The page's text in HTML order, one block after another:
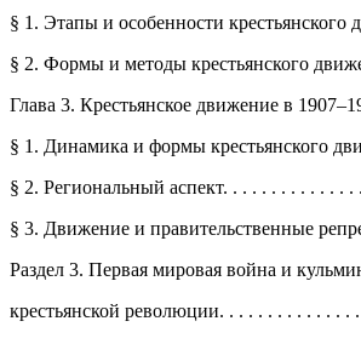
§ 1. Этапы и особенности крестьянского
§ 2. Формы и методы крестьянского
Глава 3. Крестьянское движение в
§ 1. Динамика и формы крестьянского
§ 2. Региональный аспект. . . . . . . . . . . . .
§ 3. Движение и правительственные
Раздел 3. Первая мировая война и
крестьянской революции. . . . . . . . . . . . . .